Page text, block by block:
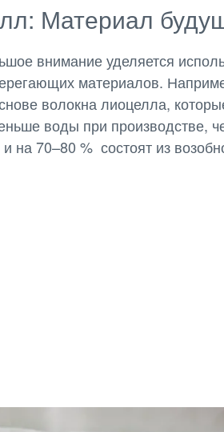
Материал
внимание уделяется
материалов.
волокна лиоцелла,
воды при производстве,
на 70–80 % состоят из